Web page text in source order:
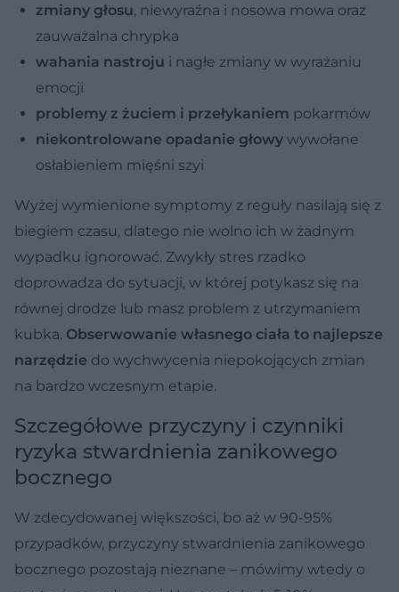
zmiany głosu, niewyraźna i nosowa mowa oraz
zauważalna chrypka
wahania nastroju i nagłe zmiany w wyrażaniu
emocji
problemy z żuciem i przełykaniem pokarmów
niekontrolowane opadanie głowy wywołane
osłabieniem mięśni szyi
Wyżej wymienione symptomy z reguły nasilają się z
biegiem czasu, dlatego nie wolno ich w żadnym
wypadku ignorować. Zwykły stres rzadko
doprowadza do sytuacji, w której potykasz się na
równej drodze lub masz problem z utrzymaniem
kubka. Obserwowanie własnego ciała to najlepsze
narzędzie do wychwycenia niepokojących zmian
na bardzo wczesnym etapie.
Szczegółowe przyczyny i czynniki
ryzyka stwardnienia zanikowego
bocznego
W zdecydowanej większości, bo aż w 90-95%
przypadków, przyczyny stwardnienia zanikowego
bocznego pozostają nieznane – mówimy wtedy o